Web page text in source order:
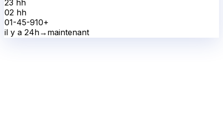
23 hh
02 hh
01-45-910+
il y a 24h→ maintenant